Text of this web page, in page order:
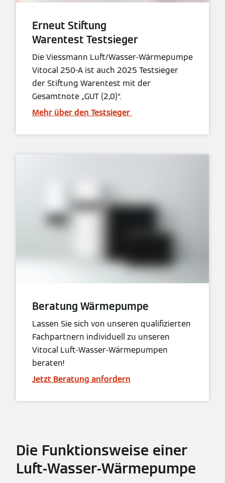
Erneut Stiftung
Warentest Testsieger
Die Viessmann Luft/Wasser-Wärmepumpe
Vitocal 250-A ist auch 2025 Testsieger
der Stiftung Warentest mit der
Gesamtnote „GUT (2,0)“.
Mehr über den Testsieger
Beratung Wärmepumpe
Lassen Sie sich von unseren qualifizierten
Fachpartnern individuell zu unseren
Vitocal Luft-Wasser-Wärmepumpen
beraten!
Jetzt Beratung anfordern
Die Funktionsweise einer
Luft-Wasser-Wärmepumpe